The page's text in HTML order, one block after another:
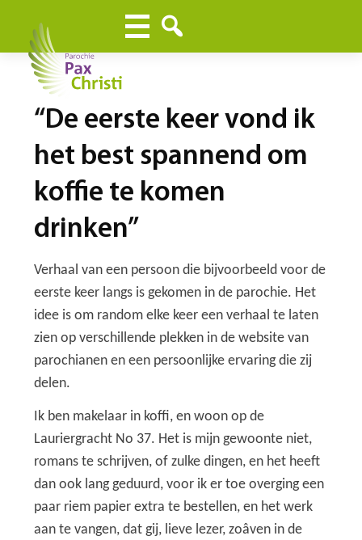
“De eerste keer vond ik
het best spannend om
koffie te komen
drinken”
Verhaal van een persoon die bijvoorbeeld voor de
eerste keer langs is gekomen in de parochie. Het
idee is om random elke keer een verhaal te laten
zien op verschillende plekken in de website van
parochianen en een persoonlijke ervaring die zij
delen.
Ik ben makelaar in koffi, en woon op de
Lauriergracht No 37. Het is mijn gewoonte niet,
romans te schrijven, of zulke dingen, en het heeft
dan ook lang geduurd, voor ik er toe overging een
paar riem papier extra te bestellen, en het werk
aan te vangen, dat gij, lieve lezer, zoâven in de